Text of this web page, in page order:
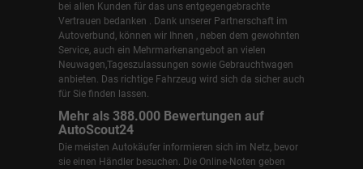
bei allen Kunden für das uns entgegengebrachte
Vertrauen bedanken . Dank unserer Partnerschaft im
Autoverbund, können wir Ihnen , neben dem gewohnten
Service, auch ein Mehrmarkenangebot an vielen
Neuwagen,Tageszulassungen sowie Gebrauchtwagen
anbieten. Das richtige Fahrzeug wird sich da sicher auch
für Sie finden lassen.
Mehr als 388.000 Bewertungen auf
AutoScout24
Die meisten Autokäufer informieren sich im Netz, bevor
sie einen Händler besuchen. Die Online-Noten geben